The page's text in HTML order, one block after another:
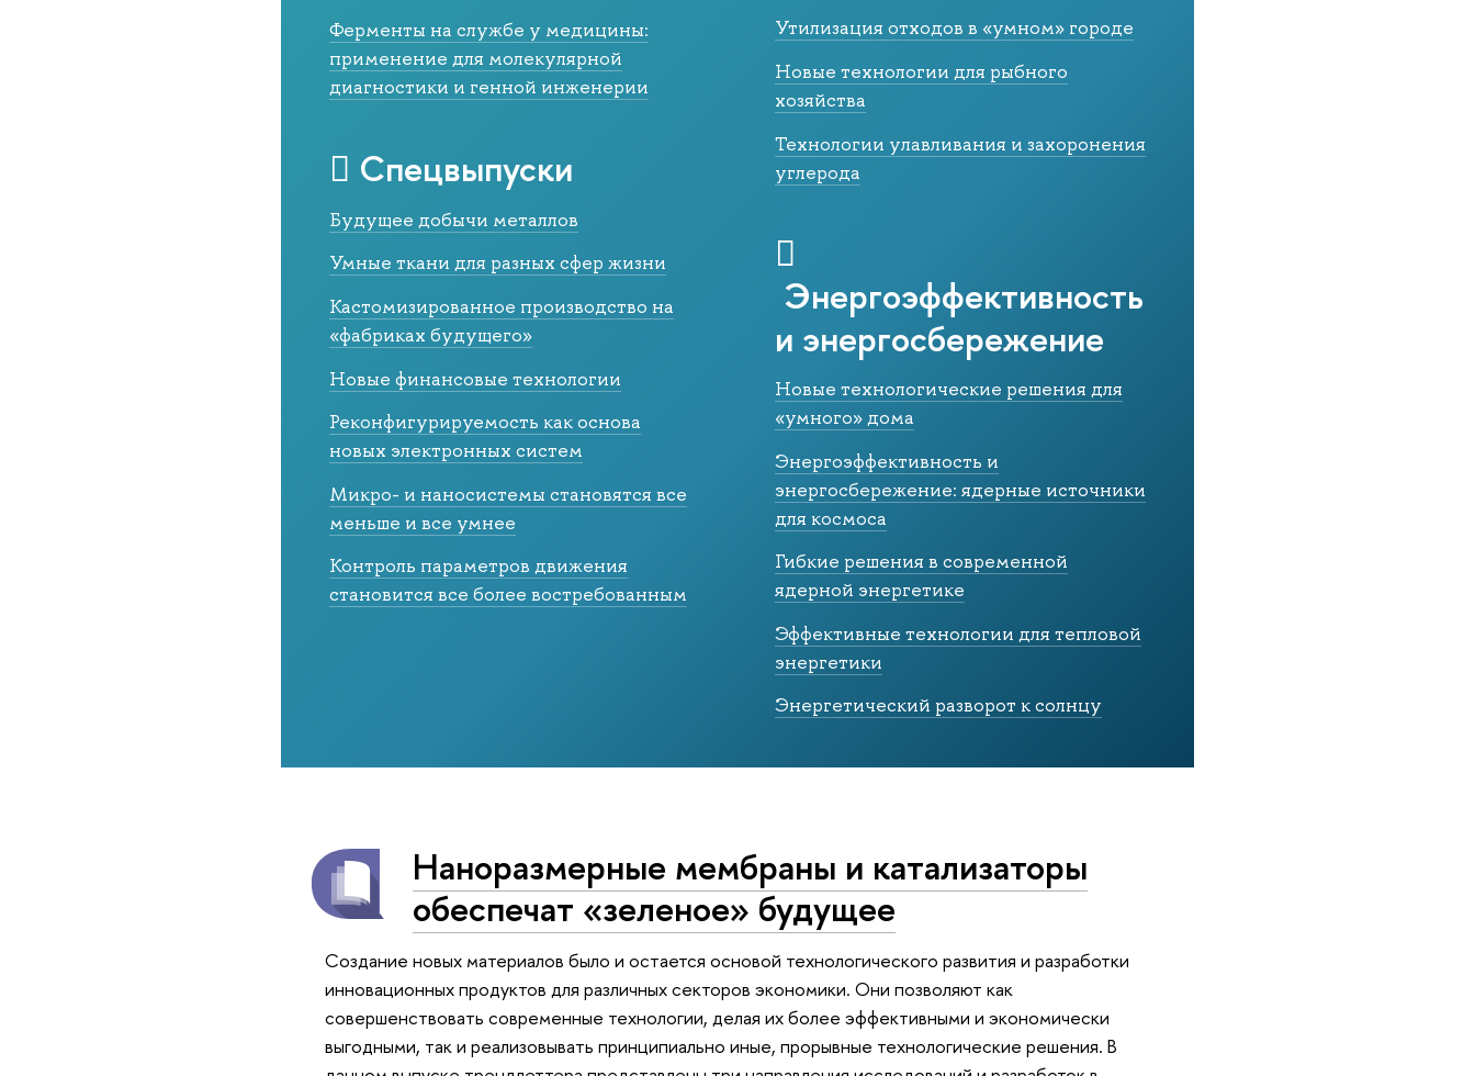
Ферменты на службе у медицины:
применение для молекулярной
диагностики и генной инженерии
Спецвыпуски
Будущее добычи металлов
Умные ткани для разных сфер жизни
Кастомизированное производство на
«фабриках будущего»
Новые финансовые технологии
Реконфигурируемость как основа
новых электронных систем
Микро- и наносистемы становятся все
меньше и все умнее
Контроль параметров движения
становится все более востребованным
Утилизация отходов в «умном» городе
Новые технологии для рыбного
хозяйства
Технологии улавливания и захоронения
углерода
Энергоэффективность
и энергосбережение
Новые технологические решения для
«умного» дома
Энергоэффективность и
энергосбережение: ядерные источники
для космоса
Гибкие решения в современной
ядерной энергетике
Эффективные технологии для тепловой
энергетики
Энергетический разворот к солнцу
Наноразмерные мембраны и катализаторы
обеспечат «зеленое» будущее
Создание новых материалов было и остается основой технологического развития и разработки
инновационных продуктов для различных секторов экономики. Они позволяют как
совершенствовать современные технологии, делая их более эффективными и экономически
выгодными, так и реализовывать принципиально иные, прорывные технологические решения. В